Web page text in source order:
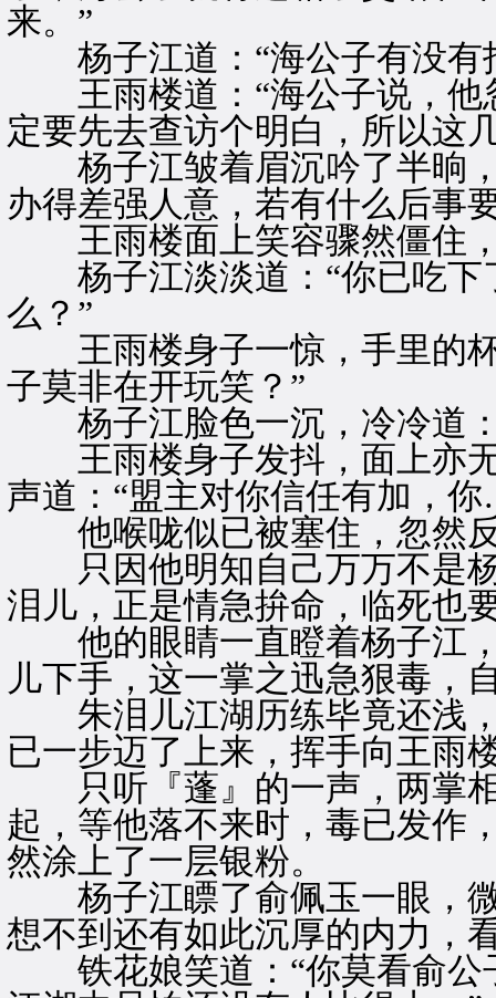
来。”
杨子江道：“海公子有没有
王雨楼道：“海公子说，他
定要先去查访个明白，所以这
杨子江皱着眉沉吟了半晌，
办得差强人意，若有什么后事
王雨楼面上笑容骤然僵住，
杨子江淡淡道：“你已吃下
么？”
王雨楼身子一惊，手里的
子莫非在开玩笑？”
杨子江脸色一沉，冷冷道：
王雨楼身子发抖，面上亦无
声道：“盟主对你信任有加
他喉咙似已被塞住，忽然反
只因他明知自己万万不是杨
泪儿，正是情急拚命，临死也
他的眼睛一直瞪着杨子江，
儿下手，这一掌之迅急狠毒，
朱泪儿江湖历练毕竟还浅，
已一步迈了上来，挥手向王雨
只听『蓬』的一声，两掌相
起，等他落不来时，毒已发作
然涂上了一层银粉。
杨子江瞟了俞佩玉一眼，微
想不到还有如此沉厚的内力，
铁花娘笑道：“你莫看俞公